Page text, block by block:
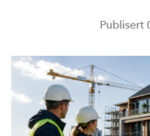
Publisert